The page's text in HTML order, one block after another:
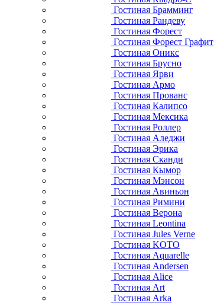
Гостиная Брамминг
Гостиная Рандеву
Гостиная Форест
Гостиная Форест Графит
Гостиная Оникс
Гостиная Брусно
Гостиная Ярви
Гостиная Армо
Гостиная Прованс
Гостиная Калипсо
Гостиная Мексика
Гостиная Роллер
Гостиная Аледжи
Гостиная Эрика
Гостиная Сканди
Гостиная Кымор
Гостиная Мэнсон
Гостиная Авиньон
Гостиная Римини
Гостиная Верона
Гостиная Leontina
Гостиная Jules Verne
Гостиная KOTO
Гостиная Aquarelle
Гостиная Andersen
Гостиная Alice
Гостиная Art
Гостиная Arka